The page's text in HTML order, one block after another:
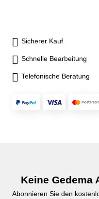
Sicherer Kauf
Schnelle Bearbeitung
Telefonische Beratung
Keine Gedema
Abonnieren Sie den